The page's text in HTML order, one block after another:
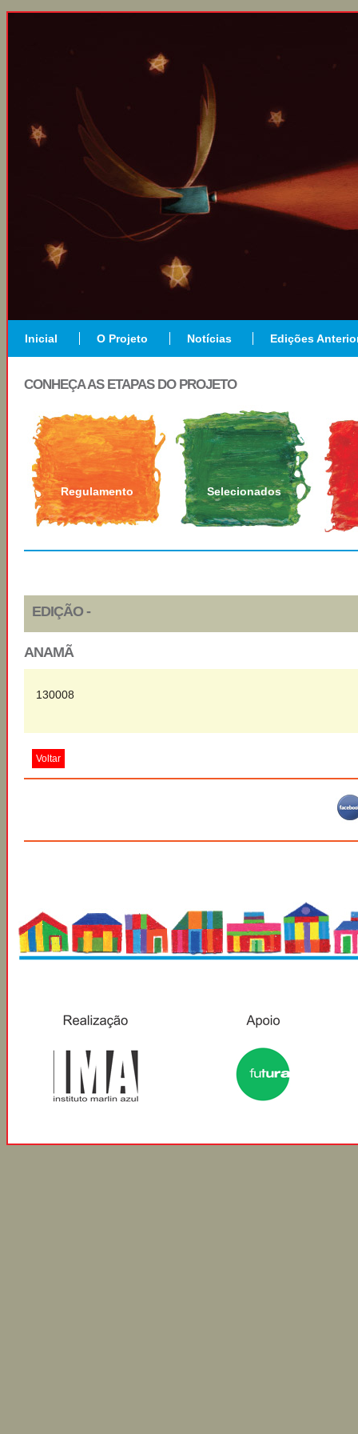
Inicial O Projeto Notícias Edições
CONHEÇA AS ETAPAS DO PROJETO
Regulamento Selecionados
EDIÇÃO -
ANAMÃ
130008
Voltar